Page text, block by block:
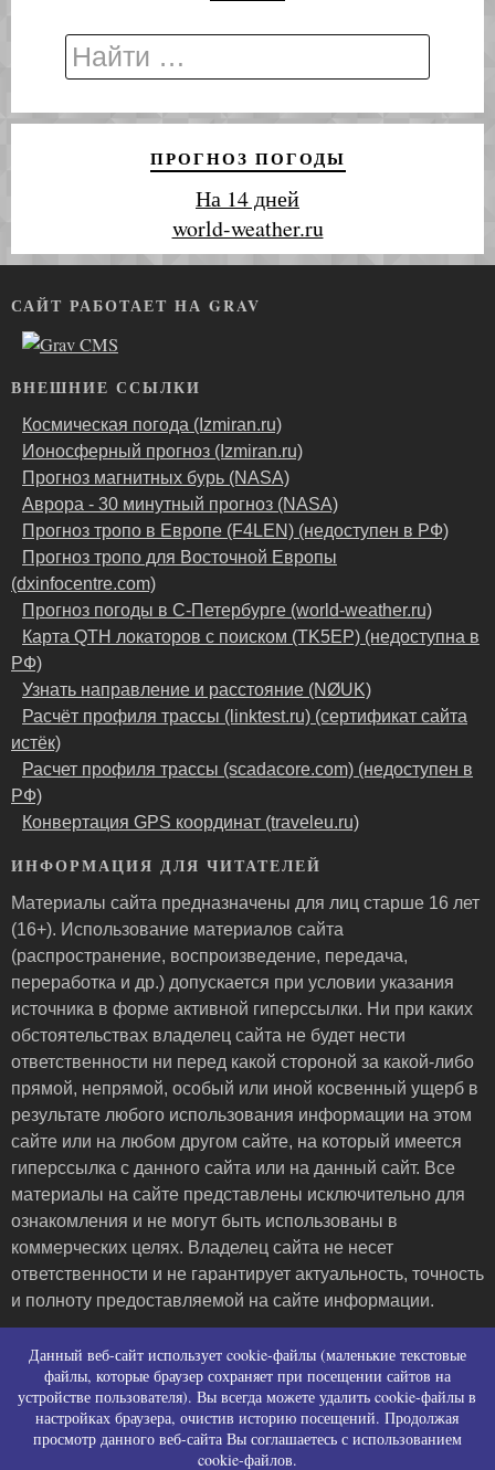
ПРОГНОЗ ПОГОДЫ
На 14 дней
world-weather.ru
САЙТ РАБОТАЕТ НА GRAV
ВНЕШНИЕ ССЫЛКИ
Космическая погода (Izmiran.ru)
Ионосферный прогноз (Izmiran.ru)
Прогноз магнитных бурь (NASA)
Аврора - 30 минутный прогноз (NASA)
Прогноз тропо в Европе (F4LEN) (недоступен в РФ)
Прогноз тропо для Восточной Европы
(dxinfocentre.com)
Прогноз погоды в С-Петербурге (world-weather.ru)
Карта QTH локаторов с поиском (TK5EP) (недоступна в
РФ)
Узнать направление и расстояние (NØUK)
Расчёт профиля трассы (linktest.ru) (сертификат сайта
истёк)
Расчет профиля трассы (scadacore.com) (недоступен в
РФ)
Конвертация GPS координат (traveleu.ru)
ИНФОРМАЦИЯ ДЛЯ ЧИТАТЕЛЕЙ
Материалы сайта предназначены для лиц старше 16 лет
(16+). Использование материалов сайта
(распространение, воспроизведение, передача,
переработка и др.) допускается при условии указания
источника в форме активной гиперссылки. Ни при каких
обстоятельствах владелец сайта не будет нести
ответственности ни перед какой стороной за какой-либо
прямой, непрямой, особый или иной косвенный ущерб в
результате любого использования информации на этом
сайте или на любом другом сайте, на который имеется
гиперссылка с данного сайта или на данный сайт. Все
материалы на сайте представлены исключительно для
ознакомления и не могут быть использованы в
коммерческих целях. Владелец сайта не несет
ответственности и не гарантирует актуальность, точность
и полноту предоставляемой на сайте информации.
Политика конфиденциальности (политика в
отношении обработки персональных данных)
Политика использования файлов cookies
Согласие на сбор персональных данных
Данный веб-сайт использует cookie-файлы (маленькие текстовые
файлы, которые браузер сохраняет при посещении сайтов на
устройстве пользователя). Вы всегда можете удалить cookie-файлы в
настройках браузера, очистив историю посещений. Продолжая
просмотр данного веб-сайта Вы соглашаетесь с использованием
cookie-файлов.